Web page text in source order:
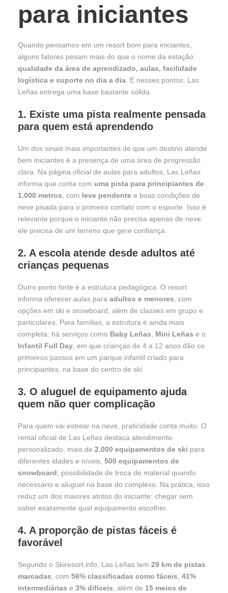
para iniciantes
Quando pensamos em um resort bom para iniciantes,
alguns fatores pesam mais do que o nome da estação:
qualidade da área de aprendizado, aulas, facilidade
logística e suporte no dia a dia . E nesses pontos, Las
Leñas entrega uma base bastante sólida.
1. Existe uma pista realmente pensada
para quem está aprendendo
Um dos sinais mais importantes de que um destino atende
bem iniciantes é a presença de uma área de progressão
clara. Na página oficial de aulas para adultos, Las Leñas
informa que conta com uma pista para principiantes de
1.000 metros , com leve pendente e boas condições de
neve pisada para o primeiro contato com o esporte. Isso é
relevante porque o iniciante não precisa apenas de neve:
ele precisa de um terreno que gere confiança.
2. A escola atende desde adultos até
crianças pequenas
Outro ponto forte é a estrutura pedagógica. O resort
informa oferecer aulas para adultos e menores , com
opções em ski e snowboard, além de classes em grupo e
particulares. Para famílias, a estrutura é ainda mais
completa: há serviços como Baby Leñas Mini Leñas e o
Infantil Full Day , em que crianças de 4 a 12 anos dão os
primeiros passos em um parque infantil criado para
principiantes, na base do centro de ski.
3. O aluguel de equipamento ajuda
quem não quer complicação
Para quem vai estrear na neve, praticidade conta muito. O
rental oficial de Las Leñas destaca atendimento
personalizado, mais de 2.000 equipamentos de ski para
diferentes idades e níveis, 500 equipamentos de
snowboard , possibilidade de troca de material quando
necessário e aluguel na base do complexo. Na prática, isso
reduz um dos maiores atritos do iniciante: chegar sem
saber exatamente qual equipamento escolher.
4. A proporção de pistas fáceis é
favorável
Segundo o Skiresort.info, Las Leñas tem 29 km de pistas
marcadas , com 56% classificadas como fáceis 41%
intermediárias e 3% difíceis , além de 15 meios de